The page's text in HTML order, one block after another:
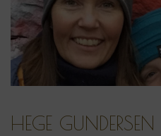
HEGE GUNDERSEN